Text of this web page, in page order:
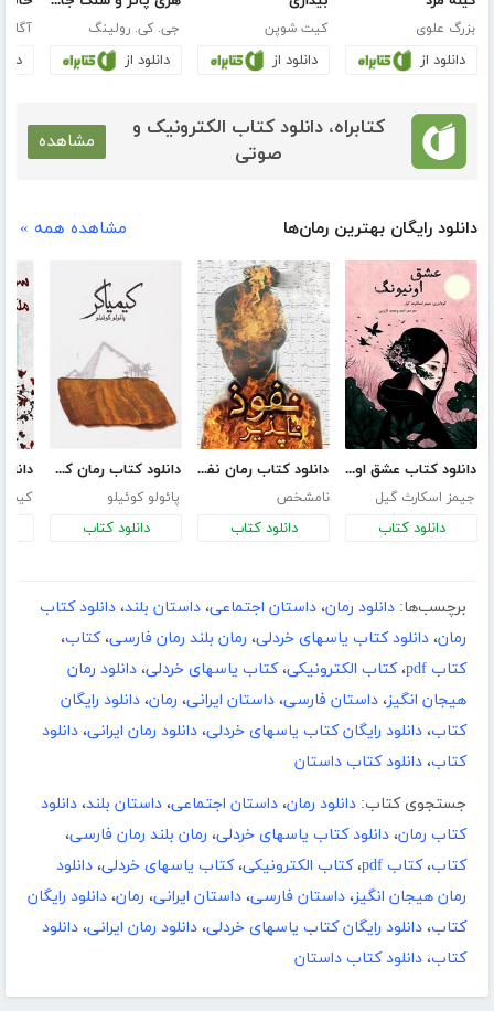
بزرگ علوی
دانلود از
کیت شوپن
دانلود از
جی. کی. رولینگ
دانلود از
کتابراه، دانلود کتاب الکترونیک و
صوتی
مشاهده
دانلود رایگان بهترین رمان‌ها مشاهده همه »
دانلود کتاب عشق اونیونگ
جیمز اسکارث گیل
دانلود کتاب
دانلود کتاب رمان نفوذ ناپذیر
نامشخص
دانلود کتاب
دانلود کتاب رمان کیمیاگر
پائولو کوئیلو
دانلود کتاب
کیم
برچسب‌ها: دانلود رمان، داستان اجتماعی، داستان بلند، دانلود کتاب
رمان، دانلود کتاب یاسهای خردلی، رمان بلند رمان فارسی،کتاب،
کتاب pdf
،کتاب الکترونیکی،کتاب یاسهای خردلی، دانلود رمان
هیجان انگیز، داستان فارسی، داستان ایرانی، رمان، دانلود رایگان
کتاب، دانلود رایگان کتاب یاسهای خردلی، دانلود رمان ایرانی، دانلود
کتاب، دانلود کتاب داستان
جستجوی کتاب: دانلود رمان، داستان اجتماعی، داستان بلند، دانلود
کتاب رمان، دانلود کتاب یاسهای خردلی، رمان بلند رمان فارسی،
کتاب،کتاب pdf ،کتاب الکترونیکی،کتاب یاسهای خردلی، دانلود
رمان هیجان انگیز، داستان فارسی، داستان ایرانی، رمان، دانلود رایگان
کتاب، دانلود رایگان کتاب یاسهای خردلی، دانلود رمان ایرانی، دانلود
کتاب، دانلود کتاب داستان